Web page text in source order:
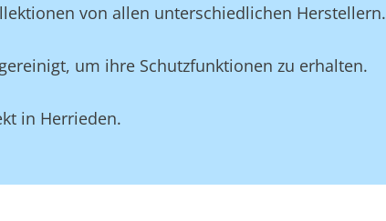
von allen unterschiedlichen Herstellern.
um ihre Schutzfunktionen zu erhalten.
in Herrieden.